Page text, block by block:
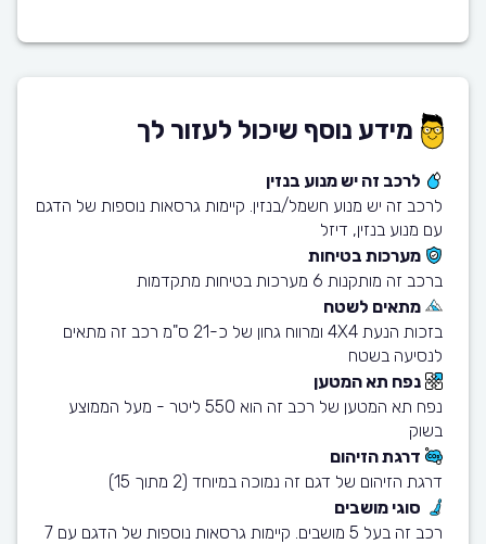
מידע נוסף שיכול לעזור לך
לרכב זה יש מנוע בנזין
לרכב זה יש מנוע חשמל/בנזין. קיימות גרסאות נוספות של הדגם
עם מנוע בנזין, דיזל
מערכות בטיחות
ברכב זה מותקנות 6 מערכות בטיחות מתקדמות
מתאים לשטח
בזכות הנעת 4X4 ומרווח גחון של כ-21 ס"מ רכב זה מתאים
לנסיעה בשטח
נפח תא המטען
נפח תא המטען של רכב זה הוא 550 ליטר - מעל הממוצע
בשוק
דרגת הזיהום
דרגת הזיהום של דגם זה נמוכה במיוחד (2 מתוך 15)
סוגי מושבים
רכב זה בעל 5 מושבים. קיימות גרסאות נוספות של הדגם עם 7